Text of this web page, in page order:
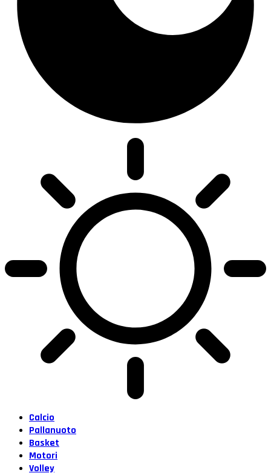
Calcio
Pallanuoto
Basket
Motori
Volley